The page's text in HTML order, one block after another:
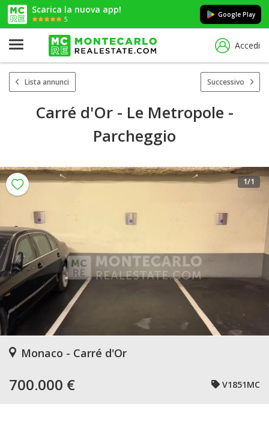
Scarica la nuova app!
5
Google Play
Accedi
Lista annunci Successivo
Carré d'Or - Le Metropole -
Parcheggio
1/1
Monaco - Carré d'Or
700.000 € V1851MC